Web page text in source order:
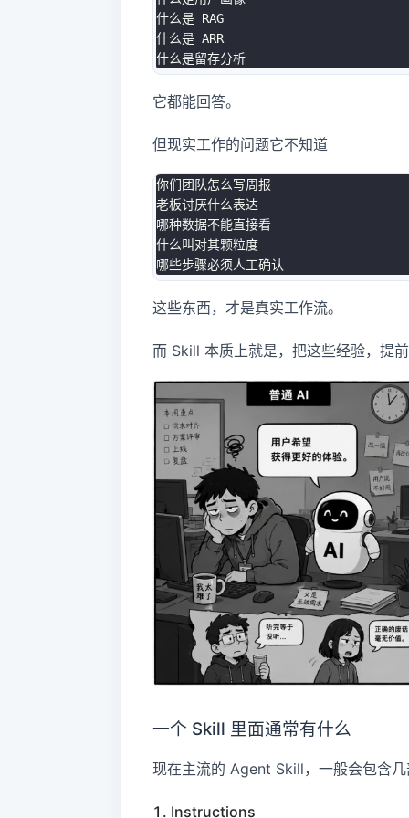
什么是 RAG
什么是 ARR
它都能回答。
但现实工作的问题它不知道
你们团队怎么写周报
老板讨厌什么表达
哪种数据不能直接看
什么叫对其颗粒度
这些东西，才是真实工作流。
而 Skill 本质上就是，把这些经验，提
一个 Skill 里面通常有什么
现在主流的 Agent Skill，一般会包含
1. Instructions